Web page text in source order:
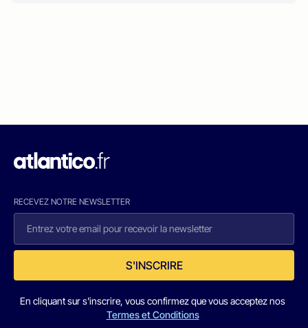
RECEVEZ NOTRE NEWSLETTER
S'INSCRIRE
En cliquant sur s'inscrire, vous confirmez que vous acceptez nos
Termes et Conditions